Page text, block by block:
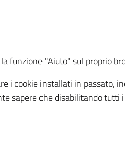
funzione "Aiuto" sul proprio
i cookie installati in passato,
sapere che disabilitando